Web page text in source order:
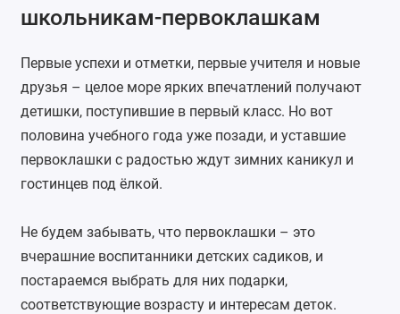
школьникам-первоклашкам
Первые успехи и отметки, первые учителя и новые
друзья – целое море ярких впечатлений получают
детишки, поступившие в первый класс. Но вот
половина учебного года уже позади, и уставшие
первоклашки с радостью ждут зимних каникул и
гостинцев под ёлкой.
Не будем забывать, что первоклашки – это
вчерашние воспитанники детских садиков, и
постараемся выбрать для них подарки,
соответствующие возрасту и интересам деток.